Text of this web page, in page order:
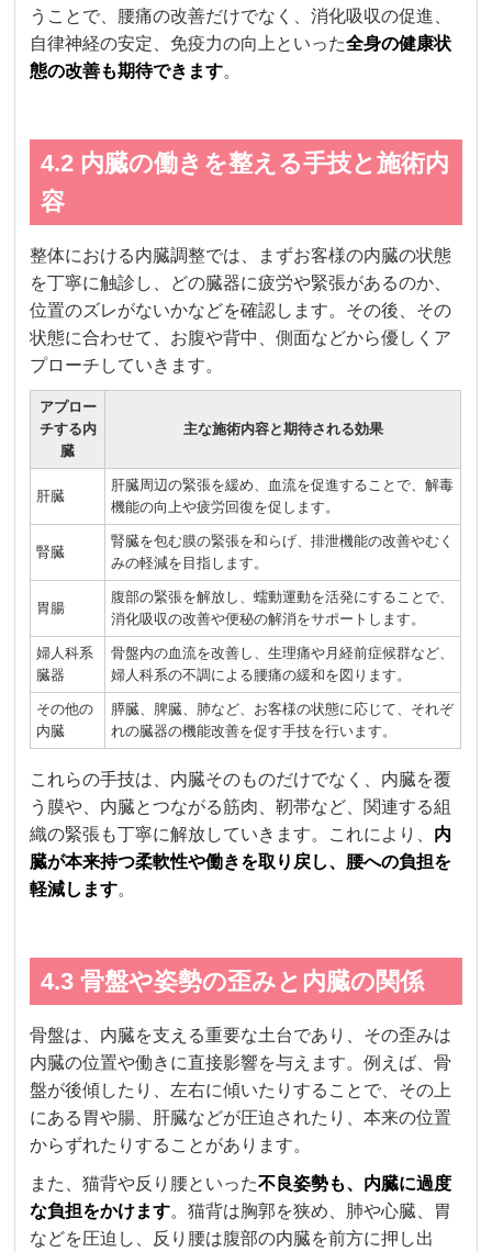
うことで、腰痛の改善だけでなく、消化吸収の促進、
自律神経の安定、免疫力の向上といった全身の健康状
態の改善も期待できます。
4.2 内臓の働きを整える手技と施術内
容
整体における内臓調整では、まずお客様の内臓の状態
を丁寧に触診し、どの臓器に疲労や緊張があるのか、
位置のズレがないかなどを確認します。その後、その
状態に合わせて、お腹や背中、側面などから優しくア
プローチしていきます。
アプロー
チする内
臓
主な施術内容と期待される効果
肝臓
肝臓周辺の緊張を緩め、血流を促進することで、解毒
機能の向上や疲労回復を促します。
腎臓
腎臓を包む膜の緊張を和らげ、排泄機能の改善やむく
みの軽減を目指します。
胃腸
腹部の緊張を解放し、蠕動運動を活発にすることで、
消化吸収の改善や便秘の解消をサポートします。
婦人科系
臓器
骨盤内の血流を改善し、生理痛や月経前症候群など、
婦人科系の不調による腰痛の緩和を図ります。
その他の
内臓
膵臓、脾臓、肺など、お客様の状態に応じて、それぞ
れの臓器の機能改善を促す手技を行います。
これらの手技は、内臓そのものだけでなく、内臓を覆
う膜や、内臓とつながる筋肉、靭帯など、関連する組
織の緊張も丁寧に解放していきます。これにより、 内
臓が本来持つ柔軟性や働きを取り戻し、腰への負担を
軽減します。
4.3 骨盤や姿勢の歪みと内臓の関係
骨盤は、内臓を支える重要な土台であり、その歪みは
内臓の位置や働きに直接影響を与えます。例えば、骨
盤が後傾したり、左右に傾いたりすることで、その上
にある胃や腸、肝臓などが圧迫されたり、本来の位置
からずれたりすることがあります。
また、猫背や反り腰といった不良姿勢も、内臓に過度
な負担をかけます。猫背は胸郭を狭め、肺や心臓、胃
などを圧迫し、反り腰は腹部の内臓を前方に押し出